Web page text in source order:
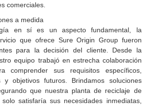
comerciales.
a medida
en sí es un aspecto fundamental, la
que ofrece Sure Origin Group fueron
para la decisión del cliente. Desde la
equipo trabajó en estrecha colaboración
comprender sus requisitos específicos,
y objetivos futuros. Brindamos soluciones
que nuestra planta de reciclaje de
satisfaría sus necesidades inmediatas,